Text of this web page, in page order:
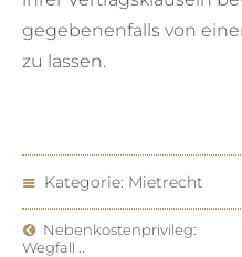
gegebenenfalls von
zu lassen.
Kategorie: Mietrecht
Nebenkostenprivileg:
Wegfall ..